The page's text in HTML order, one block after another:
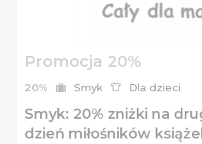
Promocja 20%
20% Smyk Dla dzieci
Smyk: 20% zniżki na
dzień miłośników